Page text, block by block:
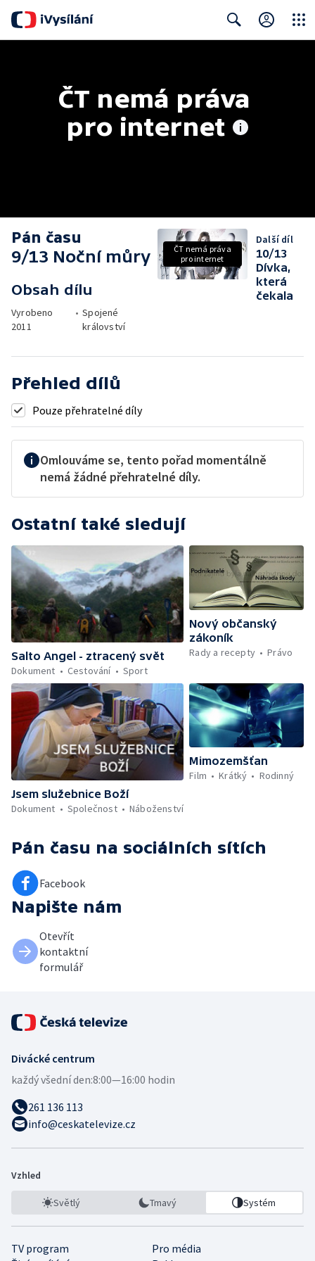
ČT nemá práva
pro internet
Pán času
9/13 Noční můry
Obsah dílu
Vyrobeno
2011
• Spojené
království
ČT nemá práva
pro internet
Další díl
10/13
Dívka,
která
čekala
Přehled dílů
Pouze přehratelné díly
Omlouváme se, tento pořad momentálně
nemá žádné přehratelné díly.
Ostatní také sledují
Salto Angel - ztracený svět
Dokument
Cestování Sport
Nový občanský
zákoník
Rady a recepty
Právo
Jsem služebnice Boží
Dokument
Společnost Náboženství
Mimozemšťan
Film
Krátký Rodinný
Pán času na sociálních sítích
Facebook
Napište nám
Otevřít
kontaktní
formulář
Divácké centrum
každý všední den:8:00—16:00 hodin
261 136 113
info@ceskatelevize.cz
Vzhled
Světlý Tmavý Systém
TV program
Pro média